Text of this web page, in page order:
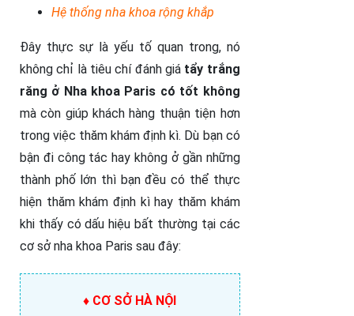
Hệ thống nha khoa rộng khắp
Đây thực sự là yếu tố quan trong, nó
không chỉ là tiêu chí đánh giá tẩy trắng
răng ở Nha khoa Paris có tốt không
mà còn giúp khách hàng thuận tiện hơn
trong việc thăm khám định kì. Dù bạn có
bận đi công tác hay không ở gần những
thành phố lớn thì bạn đều có thể thực
hiện thăm khám định kì hay thăm khám
khi thấy có dấu hiệu bất thường tại các
cơ sở nha khoa Paris sau đây:
♦ CƠ SỞ HÀ NỘI